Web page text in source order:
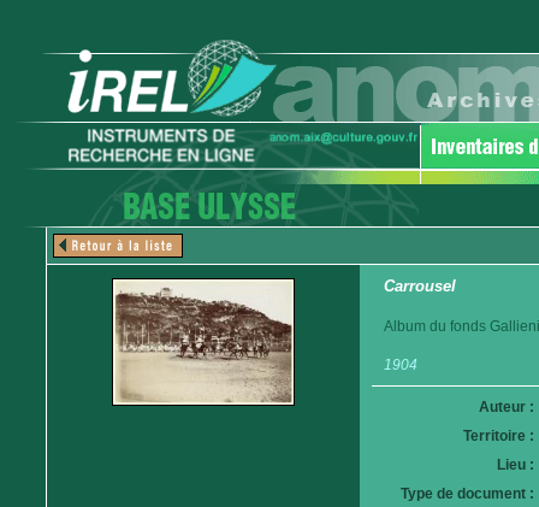
Carrousel
Album du fonds
1904
Auteur :
Territoire :
Lieu :
Type de document :